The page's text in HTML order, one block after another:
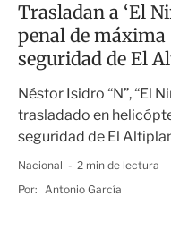
Trasladan a ‘El
penal de máxima
seguridad de El
Néstor Isidro “N”, “El
trasladado en
seguridad de El
Nacional
2 min de lectura
Por: Antonio García